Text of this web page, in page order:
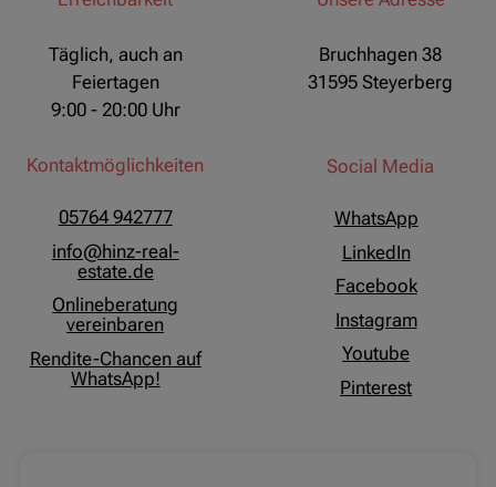
Täglich, auch an
Feiertagen
9:00 - 20:00 Uhr
Kontaktmöglichkeiten
05764 942777
info@hinz-real-
estate.de
Onlineberatung
vereinbaren
Rendite-Chancen auf
WhatsApp!
Bruchhagen 38
31595 Steyerberg
Social Media
WhatsApp
LinkedIn
Facebook
Instagram
Youtube
Pinterest